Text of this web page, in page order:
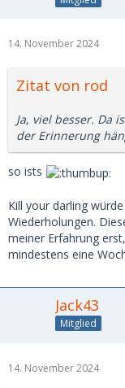
14. November 2024
Zitat von rod
Ja, viel besser. Da
der Erinnerung
so ists
Kill your darling
Wiederholungen.
meiner Erfahrung
mindestens eine
Jack43
Mitglied
14. November 2024